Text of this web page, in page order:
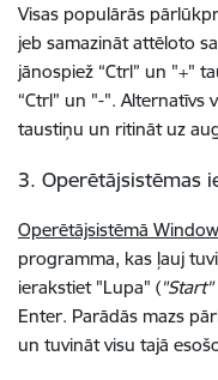
Visas populārās
jeb samazināt attēloto
jānospiež “Ctrl” un "+"
“Ctrl” un "-". Alternatīvs
taustiņu un ritināt uz
3. Operētājsistēmas
Operētājsistēmā
programma, kas ļauj
ierakstiet "Lupa" ("Start"
Enter. Parādās mazs
un tuvināt visu tajā